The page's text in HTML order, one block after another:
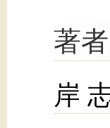
著
岸